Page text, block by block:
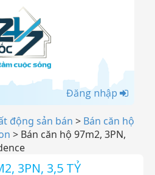
Đăng nhập
động sản bán > Bán căn hộ
> Bán căn hộ 97m2, 3PN,
3PN, 3,5 TỶ